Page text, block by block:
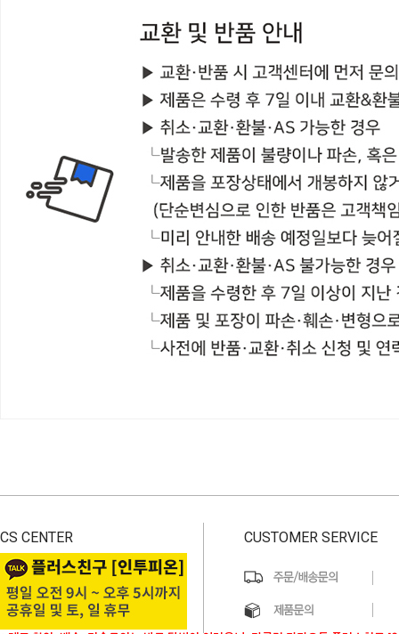
CS CENTER CUSTOMER SERVICE